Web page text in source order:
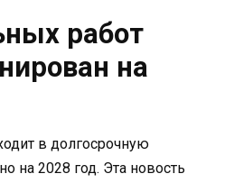
работ
на
в долгосрочную
на 2028 год. Эта новость